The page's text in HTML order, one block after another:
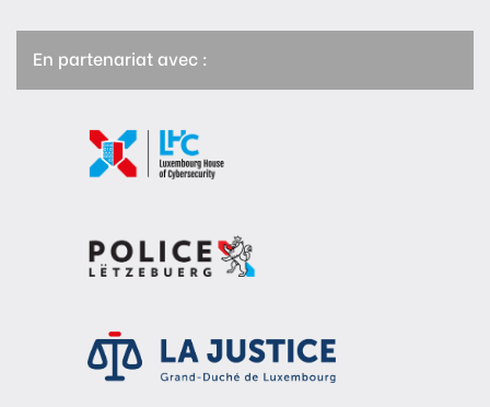
En partenariat avec :